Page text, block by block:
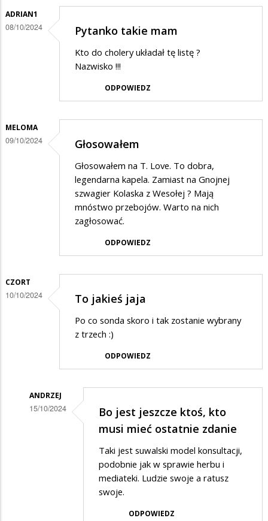
wystąpi
podczas
ADRIAN1
08/10/2024 Pytanko takie mam
Kto do cholery układał tę listę ?
Nazwisko !!!
ODPOWIEDZ
MELOMA
09/10/2024 Głosowałem
Głosowałem na T. Love. To dobra,
legendarna kapela. Zamiast na Gnojnej
szwagier Kolaska z Wesołej ? Mają
mnóstwo przebojów. Warto na nich
zagłosować.
ODPOWIEDZ
CZORT
10/10/2024 To jakieś jaja
Po co sonda skoro i tak zostanie wybrany
z trzech :)
ODPOWIEDZ
ANDRZEJ
15/10/2024
Bo jest jeszcze ktoś, kto
musi mieć ostatnie zdanie
Taki jest suwalski model konsultacji,
podobnie jak w sprawie herbu i
mediateki. Ludzie swoje a ratusz
swoje.
ODPOWIEDZ